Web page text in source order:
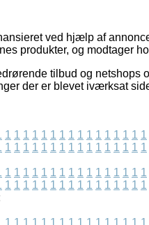
ved hjælp af
produkter, og modtager
tilbud og netshops
der er blevet iværksat
1 1 1 1 1 1 1 1 1 1 1 1 1 1 1 1
1 1 1 1 1 1 1 1 1 1 1 1 1 1 1 1
1 1 1 1 1 1 1 1 1 1 1 1 1 1 1 1
1 1 1 1 1 1 1 1 1 1 1 1 1 1 1 1